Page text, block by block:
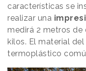
características se
realizar una
medirá 2 metros de
kilos. El material
termoplástico